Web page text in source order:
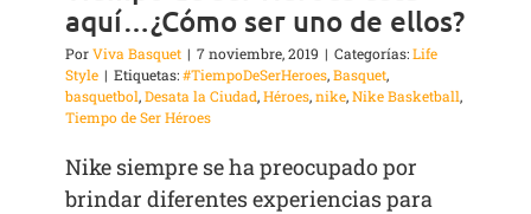
aquí…¿Cómo ser uno de ellos?
PorViva Basquet | 7 noviembre, 2019 | Categorías:Life
Style | Etiquetas:#TiempoDeSerHeroes,Basquet,
basquetbol,Desata la Ciudad,Héroes,nike,Nike Basketball,
Tiempo de Ser Héroes
Nike siempre se ha preocupado por
brindar diferentes experiencias para